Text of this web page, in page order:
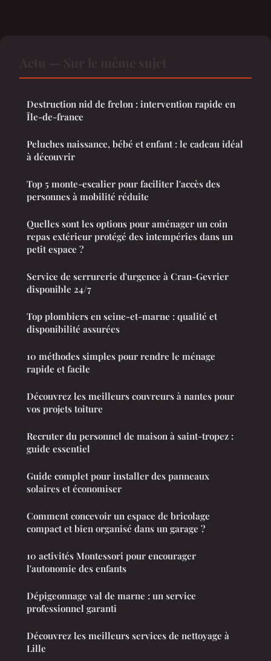
Destruction nid de frelon : intervention rapide en
Île-de-france
Peluches naissance, bébé et enfant : le cadeau idéal
à découvrir
Top 5 monte-escalier pour faciliter l'accès des
personnes à mobilité réduite
Quelles sont les options pour aménager un coin
repas extérieur protégé des intempéries dans un
petit espace ?
Service de serrurerie d'urgence à Cran-Gevrier
disponible 24/7
Top plombiers en seine-et-marne : qualité et
disponibilité assurées
10 méthodes simples pour rendre le ménage
rapide et facile
Découvrez les meilleurs couvreurs à nantes pour
vos projets toiture
Recruter du personnel de maison à saint-tropez :
guide essentiel
Guide complet pour installer des panneaux
solaires et économiser
Comment concevoir un espace de bricolage
compact et bien organisé dans un garage ?
10 activités Montessori pour encourager
l'autonomie des enfants
Dépigeonnage val de marne : un service
professionnel garanti
Découvrez les meilleurs services de nettoyage à
Lille